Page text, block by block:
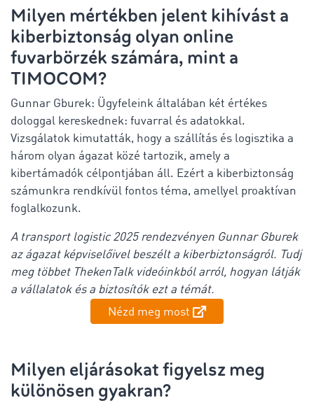
Milyen mértékben jelent kihívást a
kiberbiztonság olyan online
fuvarbörzék számára, mint a
TIMOCOM?
Gunnar Gburek: Ügyfeleink általában két értékes
dologgal kereskednek: fuvarral és adatokkal.
Vizsgálatok kimutatták, hogy a szállítás és logisztika a
három olyan ágazat közé tartozik, amely a
kibertámadók célpontjában áll. Ezért a kiberbiztonság
számunkra rendkívül fontos téma, amellyel proaktívan
foglalkozunk.
A transport logistic 2025 rendezvényen Gunnar Gburek
az ágazat képviselőivel beszélt a kiberbiztonságról. Tudj
meg többet ThekenTalk videóinkból arról, hogyan látják
a vállalatok és a biztosítók ezt a témát.
Nézd meg most
Milyen eljárásokat figyelsz meg
különösen gyakran?